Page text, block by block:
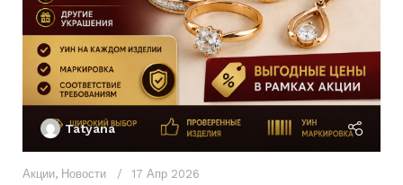
ХАРАКТЕРИСТИКА КАМНЯ
1Кр57-
0,10
5/7
РАЗМЕР КОЛЬЦА
ДЛЯ КОГО Женщинам
ПРОБА 585
БРЕНД Без бренда
Tatyana
Акции, Новости 17 Апр 2026